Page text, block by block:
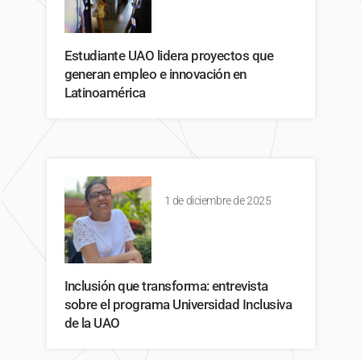
Estudiante UAO lidera proyectos que
generan empleo e innovación en
Latinoamérica
1 de diciembre de 2025
Inclusión que transforma: entrevista
sobre el programa Universidad Inclusiva
de la UAO